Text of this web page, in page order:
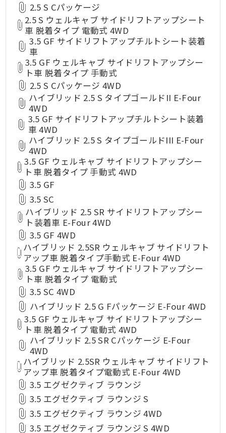
2.5 S Cパッケージ
2.5 S ウェルキャブ サイドリフトアップシート
車 脱着タイプ 電動式 4WD
3.5 GF サイドリフトアップチルトシート装着
車
3.5 GF ウェルキャブ サイドリフトアップシー
ト車 脱着タイプ 手動式
2.5 S Cパッケージ 4WD
ハイブリッド 2.5 S タイプゴールドII E-Four
4WD
3.5 GF サイドリフトアップチルトシート装着
車 4WD
ハイブリッド 2.5 S タイプゴールドIII E-Four
4WD
3.5 GF ウェルキャブ サイドリフトアップシー
ト車 脱着タイプ 手動式 4WD
3.5 GF
3.5 SC
ハイブリッド 2.5 SR サイドリフトアップシー
ト装着車 E-Four 4WD
3.5 GF 4WD
ハイブリッド 2.5SR ウェルキャブ サイドリフト
アップ車 脱着タイプ手動式 E-Four 4WD
3.5 GF ウェルキャブ サイドリフトアップシー
ト車 脱着タイプ 電動式
3.5 SC 4WD
ハイブリッド 2.5 G Fパッケージ E-Four 4WD
3.5 GF ウェルキャブ サイドリフトアップシー
ト車 脱着タイプ 電動式 4WD
ハイブリッド 2.5 SR Cパッケージ E-Four
4WD
ハイブリッド 2.5SR ウェルキャブ サイドリフト
アップ車 脱着タイプ電動式 E-Four 4WD
3.5 エグゼクティブ ラウンジ
3.5 エグゼクティブ ラウンジ S
3.5 エグゼクティブ ラウンジ 4WD
3.5 エグゼクティブ ラウンジ S 4WD